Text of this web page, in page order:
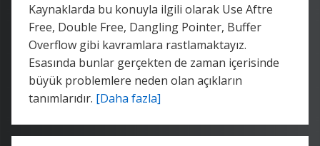
Kaynaklarda bu konuyla ilgili olarak Use Aftre
Free, Double Free, Dangling Pointer, Buffer
Overflow gibi kavramlara rastlamaktayız.
Esasında bunlar gerçekten de zaman içerisinde
büyük problemlere neden olan açıkların
tanımlarıdır. [Daha fazla]